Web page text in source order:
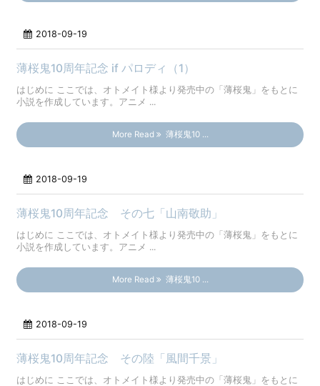
2018-09-19
薄桜鬼10周年記念 if パロディ（1）
はじめに ここでは、オトメイト様より発売中の「薄桜鬼」をもとに
小説を作成しています。アニメ ...
More Read 薄桜鬼10 ...
2018-09-19
薄桜鬼10周年記念 その七「山南敬助」
はじめに ここでは、オトメイト様より発売中の「薄桜鬼」をもとに
小説を作成しています。アニメ ...
More Read 薄桜鬼10 ...
2018-09-19
薄桜鬼10周年記念 その陸「風間千景」
はじめに ここでは、オトメイト様より発売中の「薄桜鬼」をもとに